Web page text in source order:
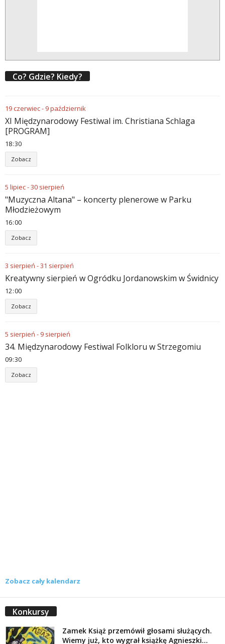
Co? Gdzie? Kiedy?
19czerwiec- 9październik
XI Międzynarodowy Festiwal im. Christiana Schlaga
[PROGRAM]
18:30
Zobacz
5 lipiec-30 sierpień
"Muzyczna Altana" – koncerty plenerowe w Parku
Młodzieżowym
16:00
Zobacz
3 sierpień -31 sierpień
Kreatywny sierpień w Ogródku Jordanowskim w Świdnicy
12:00
Zobacz
5 sierpień - 9 sierpień
34. Międzynarodowy Festiwal Folkloru w Strzegomiu
09:30
Zobacz
Zobacz cały kalendarz
Konkursy
Zamek Książ przemówił głosami służących.
Wiemy już, kto wygrał książkę Agnieszki...